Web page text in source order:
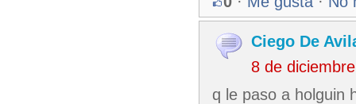
Ciego De
8 de
q le paso a holguin